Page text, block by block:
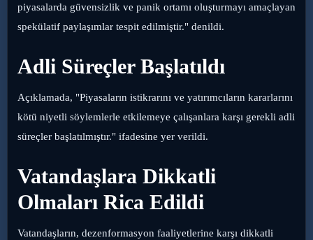
piyasalarda güvensizlik ve panik ortamı oluşturmayı amaçlayan
spekülatif paylaşımlar tespit edilmiştir." denildi.
Adli Süreçler Başlatıldı
Açıklamada, "Piyasaların istikrarını ve yatırımcıların kararlarını
kötü niyetli söylemlerle etkilemeye çalışanlara karşı gerekli adli
süreçler başlatılmıştır." ifadesine yer verildi.
Vatandaşlara Dikkatli
Olmaları Rica Edildi
Vatandaşların, dezenformasyon faaliyetlerine karşı dikkatli